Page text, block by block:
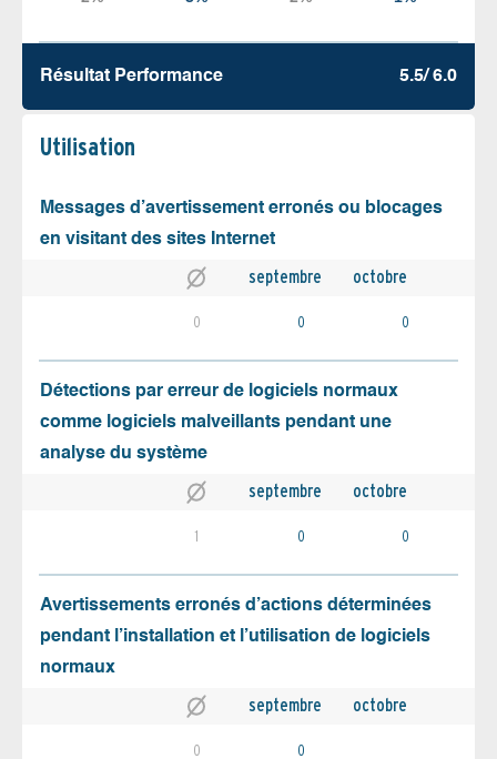
Résultat Performance 5.5/ 6.0
Utilisation
Messages d’avertissement erronés ou blocages
en visitant des sites Internet
septembre octobre
0 0 0
Détections par erreur de logiciels normaux
comme logiciels malveillants pendant une
analyse du système
septembre octobre
1 0 0
Avertissements erronés d’actions déterminées
pendant l’installation et l’utilisation de logiciels
normaux
septembre octobre
0 0